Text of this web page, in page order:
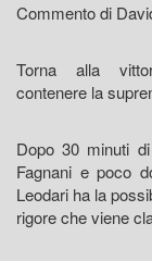
Commento di
Torna alla
contenere la
Dopo 30 minuti
Fagnani e poco
Leodari ha la
rigore che viene